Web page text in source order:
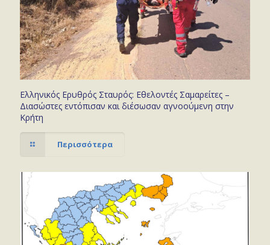
Ελληνικός Ερυθρός Σταυρός: Εθελοντές Σαμαρείτες –
Διασώστες εντόπισαν και διέσωσαν αγνοούμενη στην
Κρήτη
Περισσότερα